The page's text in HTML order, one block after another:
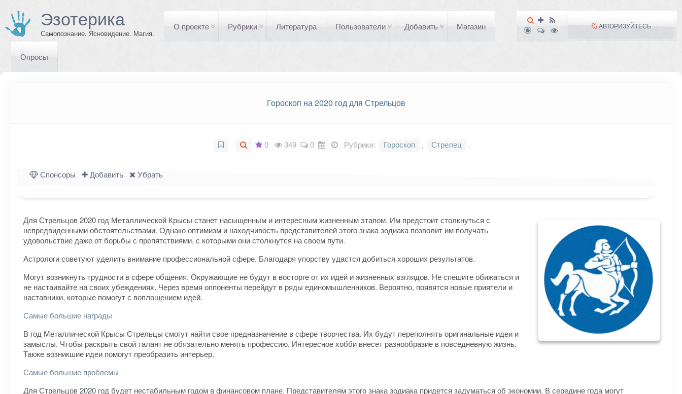
Эзотерика
Самопознание. Ясновидение. Магия.
АВТОРИЗУЙТЕСЬ
О проекте Рубрики Литература Пользователи Добавить Магазин
Опросы
Гороскоп на 2020 год для Стрельцов
0 349 0 Рубрики: Гороскоп , Стрелец .
Спонсоры Добавить Убрать
Для Стрельцов 2020 год Металлической Крысы станет насыщенным и интересным жизненным этапом. Им предстоит столкнуться с
непредвиденными обстоятельствами. Однако оптимизм и находчивость представителей этого знака зодиака позволит им получать
удовольствие даже от борьбы с препятствиями, с которыми они столкнутся на своем пути.
Астрологи советуют уделить внимание профессиональной сфере. Благодаря упорству удастся добиться хороших результатов.
Могут возникнуть трудности в сфере общения. Окружающие не будут в восторге от их идей и жизненных взглядов. Не спешите обижаться и
не настаивайте на своих убеждениях. Через время оппоненты перейдут в ряды единомышленников. Вероятно, появятся новые приятели и
наставники, которые помогут с воплощением идей.
Самые большие награды
В год Металлической Крысы Стрельцы смогут найти свое предназначение в сфере творчества. Их будут переполнять оригинальные идеи и
замыслы. Чтобы раскрыть свой талант не обязательно менять профессию. Интересное хобби внесет разнообразие в повседневную жизнь.
Также возникшие идеи помогут преобразить интерьер.
Самые большие проблемы
Для Стрельцов 2020 год будет нестабильным годом в финансовом плане. Представителям этого знака зодиака придется задуматься об экономии. В середине года могут